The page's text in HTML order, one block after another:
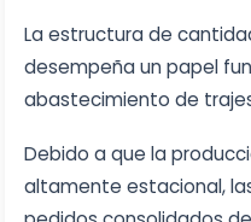
La estructura de
desempeña un papel
abastecimiento de
Debido a que la
altamente estacional,